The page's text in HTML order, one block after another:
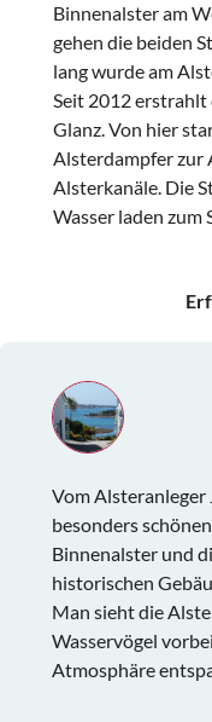
Binnenalster am
gehen die beiden
lang wurde am
Seit 2012 erstrahlt
Glanz. Von hier
Alsterdampfer zur
Alsterkanäle. Die
Wasser laden zum
Vom Alsteranleger
besonders
Binnenalster und
historischen
Man sieht die
Wasservögel
Atmosphäre